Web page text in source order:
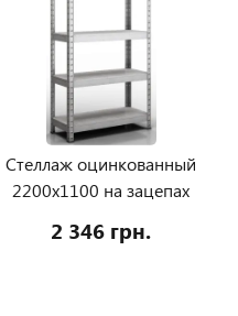
Стеллаж оцинкованный
2200х1100 на зацепах
2 346 грн.